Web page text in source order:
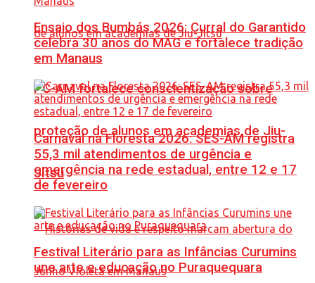
PC-AM fortalece conscientização sobre
proteção de alunos em academias de Jiu-
Jítsu
Ensaio dos Bumbás 2026: Curral do Garantido
celebra 30 anos do MAG e fortalece tradição
em Manaus
Carnaval na Floresta 2026: SES-AM registra
55,3 mil atendimentos de urgência e
emergência na rede estadual, entre 12 e 17
de fevereiro
Festival Literário para as Infâncias Curumins
une arte e educação no Puraquequara